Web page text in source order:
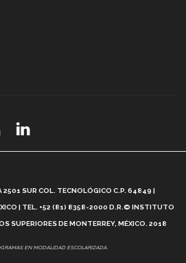
Modelo Educativo Tec? (video)
e Inteligencia Artificial, Paola
2501 SUR COL. TECNOLÓGICO C.P. 64849 |
| TEL. +52 (81) 8358-2000 D.R.© INSTITUTO
SUPERIORES DE MONTERREY, MÉXICO. 2018
EN MODALIDAD ESCOLARIZADA.